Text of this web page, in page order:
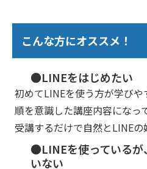
こんな方にオススメ！
●LINEをはじめたい
初めてLINEを使う方が学び
順を意識した講座内容になっ
受講するだけで自然とLINEの
●LINEを使っているが
いない